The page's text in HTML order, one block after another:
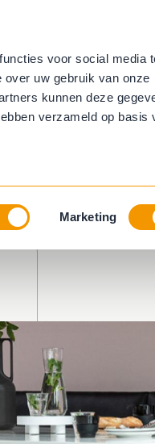
voor social media
uw gebruik van onze
kunnen deze
verzameld op basis
Marketing